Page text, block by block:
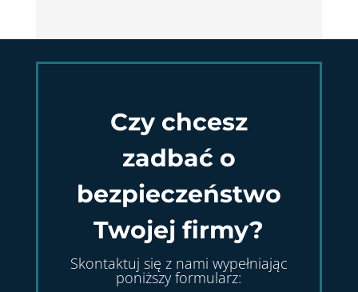
Czy chcesz
zadbać o
bezpieczeństwo
Twojej firmy?
Skontaktuj się z nami wypełniając
poniższy formularz: